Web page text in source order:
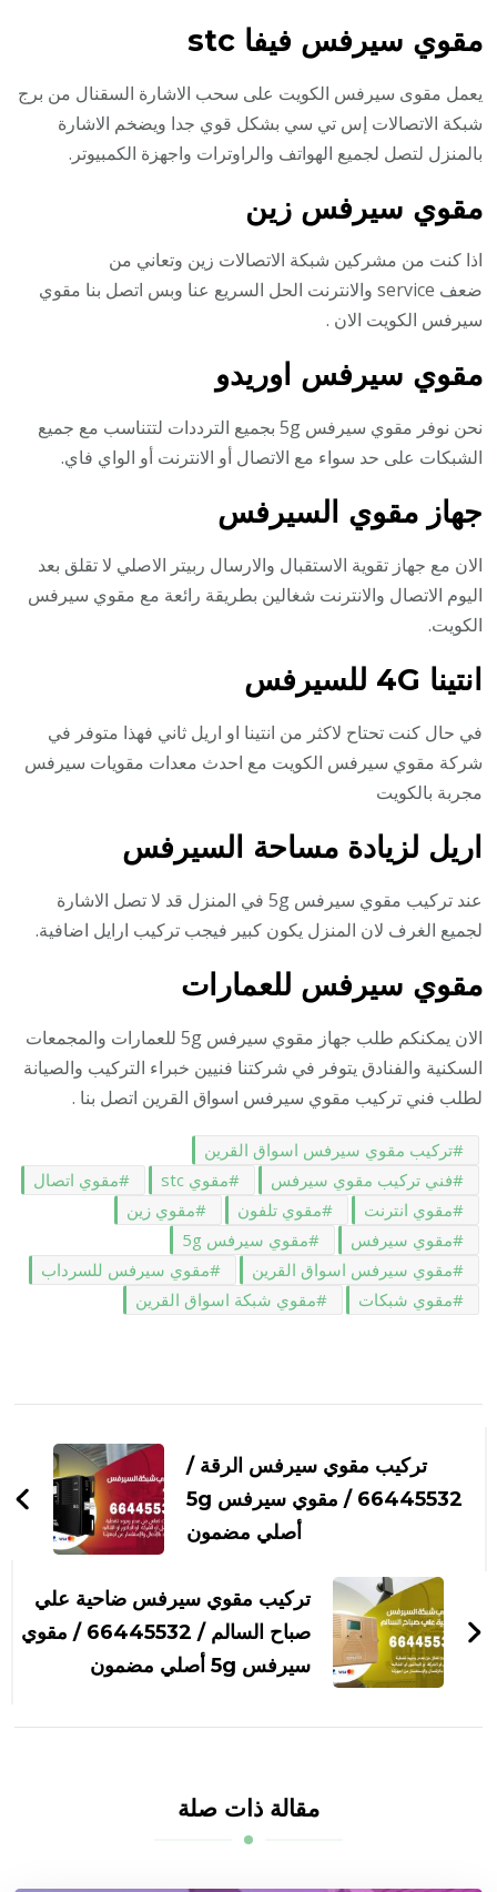
مقوي سيرفس فيفا stc
يعمل مقوى سيرفس الكويت على سحب الاشارة السقنال من برج
شبكة الاتصالات إس تي سي بشكل قوي جدا ويضخم الاشارة
بالمنزل لتصل لجميع الهواتف والراوترات واجهزة الكمبيوتر.
مقوي سيرفس زين
اذا كنت من مشركين شبكة الاتصالات زين وتعاني من
ضعف service والانترنت الحل السريع عنا وبس اتصل بنا مقوي
سيرفس الكويت الان .
مقوي سيرفس اوريدو
نحن نوفر مقوي سيرفس 5g بجميع الترددات لتتناسب مع جميع
الشبكات على حد سواء مع الاتصال أو الانترنت أو الواي فاي.
جهاز مقوي السيرفس
الان مع جهاز تقوية الاستقبال والارسال ربيتر الاصلي لا تقلق بعد
اليوم الاتصال والانترنت شغالين بطريقة رائعة مع مقوي سيرفس
الكويت.
انتينا 4G للسيرفس
في حال كنت تحتاح لاكثر من انتينا او اريل ثاني فهذا متوفر في
شركة مقوي سيرفس الكويت مع احدث معدات مقويات سيرفس
مجربة بالكويت
اريل لزيادة مساحة السيرفس
عند تركيب مقوي سيرفس 5g في المنزل قد لا تصل الاشارة
لجميع الغرف لان المنزل يكون كبير فيجب تركيب ارايل اضافية.
مقوي سيرفس للعمارات
الان يمكنكم طلب جهاز مقوي سيرفس 5g للعمارات والمجمعات
السكنية والفنادق يتوفر في شركتنا فنيين خبراء التركيب والصيانة
لطلب فني تركيب مقوي سيرفس اسواق القرين اتصل بنا .
تركيب مقوي سيرفس اسواق القرين
فني تركيب مقوي سيرفس
مقوي stc
مقوي اتصال
مقوي انترنت
مقوي تلفون
مقوي زين
مقوي سيرفس
مقوي سيرفس 5g
مقوي سيرفس اسواق القرين
مقوي سيرفس للسرداب
مقوي شبكات
مقوي شبكة اسواق القرين
التدوينات
تركيب مقوي سيرفس الرقة /
66445532 / مقوي سيرفس 5g
أصلي مضمون
تركيب مقوي سيرفس ضاحية علي
صباح السالم / 66445532 / مقوي
سيرفس 5g أصلي مضمون
مقالة ذات صلة